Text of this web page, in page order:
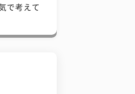
で考えて